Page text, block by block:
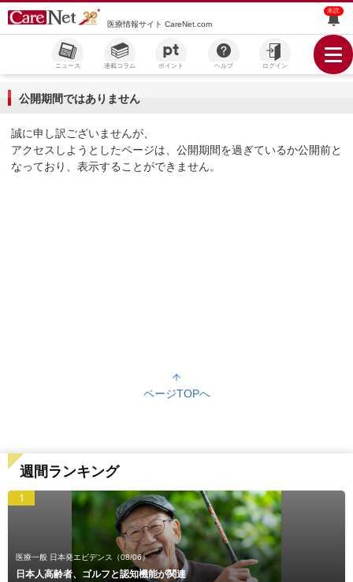
医療情報サイト CareNet.com
未読
ニュース 連載コラム ポイント ヘルプ ログイン
公開期間ではありません
誠に申し訳ございませんが、
アクセスしようとしたページは、公開期間を過ぎているか公開前と
なっており、表示することができません。
ページTOPへ
週間ランキング
1
医療一般 日本発エビデンス （08/06）
日本人高齢者、ゴルフと認知機能が関連